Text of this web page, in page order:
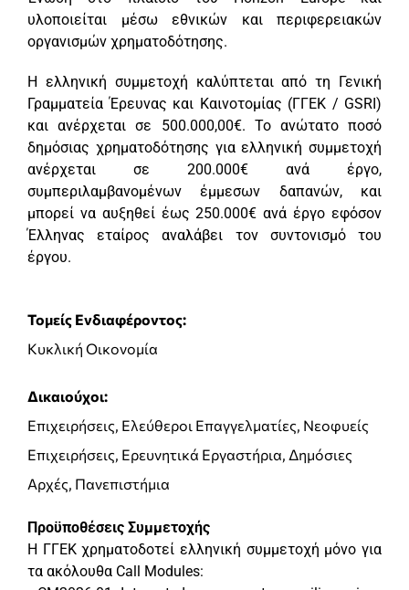
υλοποιείται μέσω εθνικών και περιφερειακών
οργανισμών χρηματοδότησης.
Η ελληνική συμμετοχή καλύπτεται από τη Γενική
Γραμματεία Έρευνας και Καινοτομίας (ΓΓΕΚ / GSRI)
και ανέρχεται σε 500.000,00€. Το ανώτατο ποσό
δημόσιας χρηματοδότησης για ελληνική συμμετοχή
ανέρχεται σε 200.000€ ανά έργο,
συμπεριλαμβανομένων έμμεσων δαπανών, και
μπορεί να αυξηθεί έως 250.000€ ανά έργο εφόσον
Έλληνας εταίρος αναλάβει τον συντονισμό του
έργου.
Τομείς Ενδιαφέροντος:
Κυκλική Οικονομία
Δικαιούχοι:
Επιχειρήσεις, Ελεύθεροι Επαγγελματίες, Νεοφυείς
Επιχειρήσεις, Ερευνητικά Εργαστήρια, Δημόσιες
Αρχές, Πανεπιστήμια
Προϋποθέσεις Συμμετοχής
Η ΓΓΕΚ χρηματοδοτεί ελληνική συμμετοχή μόνο για
τα ακόλουθα Call Modules: